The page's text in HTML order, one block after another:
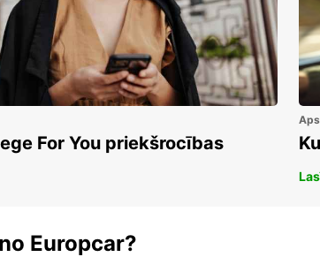
For You priekšrocības
Europcar?